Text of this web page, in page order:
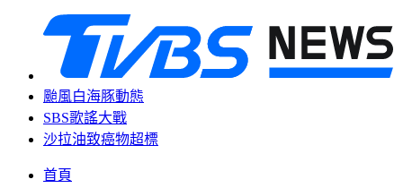
颱風白海豚動態
SBS歌謠大戰
沙拉油致癌物超標
首頁